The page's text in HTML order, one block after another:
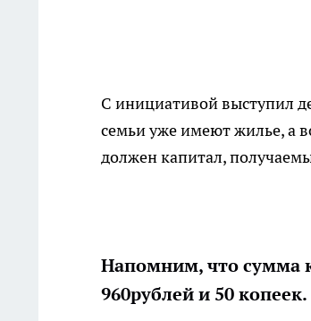
С инициативой выступил
семьи уже имеют жилье, а
должен капитал,
Напомним,что сумма
960рублей и 50 копеек.